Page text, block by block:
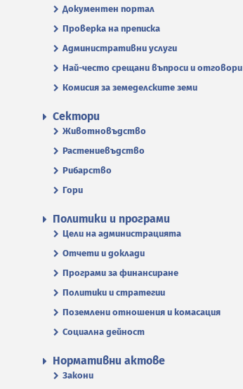
Документен портал
Проверка на преписка
Административни услуги
Най-често срещани въпроси и отговори
Комисия за земеделските земи
Сектори
Животновъдство
Растениевъдство
Рибарство
Гори
Политики и програми
Цели на администрацията
Отчети и доклади
Програми за финансиране
Политики и стратегии
Поземлени отношения и комасация
Социална дейност
Нормативни актове
Закони